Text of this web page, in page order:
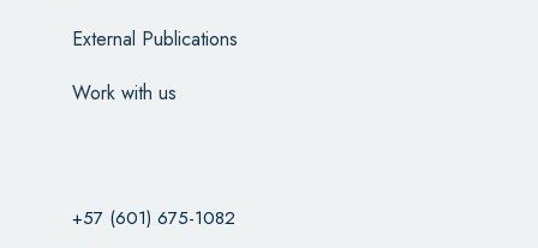
External Publications
Work with us
+57 (601) 675-1082